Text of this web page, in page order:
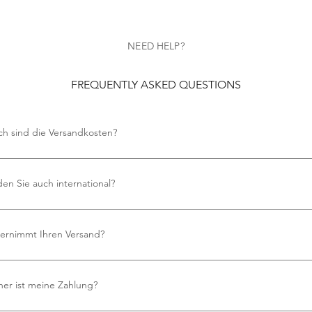
NEED HELP?
FREQUENTLY ASKED QUESTIONS
sind die Versandkosten?
Sie auch international?
Ihren Versand?
und pünktliche Lieferung.
ist meine Zahlung?